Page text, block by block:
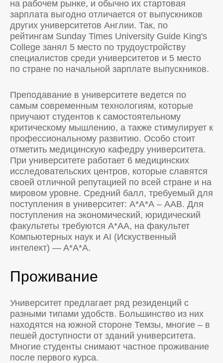
на рабочем рынке, и обычно их стартовая
зарплата выгодно отличается от выпускников
других университетов Англии. Так, по
рейтингам Sunday Times University Guide King's
College занял 5 место по трудоустройству
специалистов среди университетов и 5 место
по стране по начальной зарплате выпускников.
Преподавание в университете ведется по
самым современным технологиям, которые
приучают студентов к самостоятельному
критическому мышлению, а также стимулирует к
профессиональному развитию. Особо стоит
отметить медицинскую кафедру университета.
При университете работает 6 медицинских
исследовательских центров, которые славятся
своей отличной репутацией по всей стране и на
мировом уровне. Средний балл, требуемый для
поступления в университет: А*А*А – ААВ. Для
поступления на экономический, юридический
факультеты требуются А*АА, на факультет
Компьютерных наук и AI (Искуственный
интелект) — A*A*A.
Проживание
Университет предлагает ряд резиденций с
разными типами удобств. Большинство из них
находятся на южной стороне Темзы, многие – в
пешей доступности от зданий университета.
Многие студенты снимают частное проживание
после первого курса.